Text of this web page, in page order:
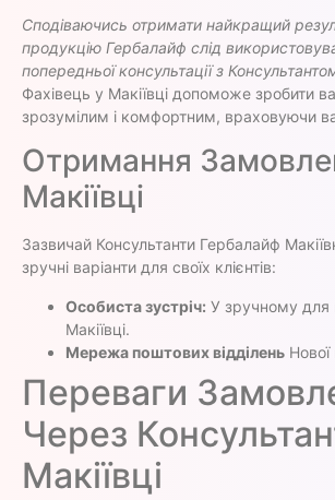
Сподіваючись отримати найкращий
продукцію Гербалайф слід
попередньої консультації з
Фахівець у Макіївці допоможе зробити
зрозумілим і комфортним, враховуючи
Отримання
Макіївці
Зазвичай Консультанти Гербалайф
зручні варіанти для своїх клієнтів:
Особиста зустріч: У зручному для
Макіївці.
Мережа поштових відділень
Переваги
Через
Макіївці